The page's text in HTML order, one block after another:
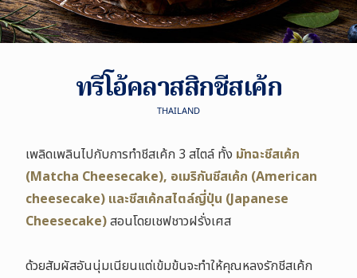
ทรีโอ้คลาสสิกชีสเค้ก
THAILAND
เพลิดเพลินไปกับการทำชีสเค้ก 3 สไตล์ ทั้ง มัทฉะชีสเค้ก
(Matcha Cheesecake), อเมริกันชีสเค้ก (American
cheesecake) และชีสเค้กสไตล์ญี่ปุ่น (Japanese
Cheesecake)สอนโดยเชฟชาวฝรั่งเศส
ด้วยสัมผัสอันนุ่มเนียนแต่เข้มข้นจะทำให้คุณหลงรักชีสเค้ก